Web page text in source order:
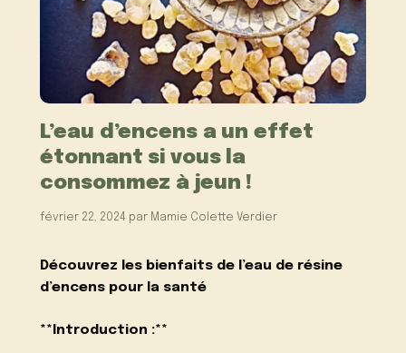
L’eau d’encens a un effet
étonnant si vous la
consommez à jeun !
février 22, 2024 par Mamie Colette Verdier
Découvrez les bienfaits de l’eau de résine
d’encens pour la santé
**Introduction :**